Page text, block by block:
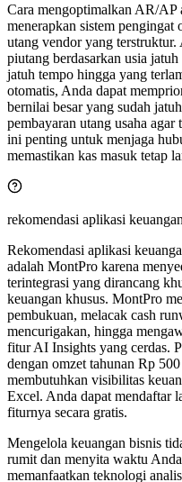
Cara mengoptimalkan AR/AP
menerapkan sistem pengingat
utang vendor yang
piutang berdasarkan usia
jatuh tempo hingga yang
otomatis, Anda dapat
bernilai besar yang sudah
pembayaran utang usaha
ini penting untuk menjaga
memastikan kas masuk tetap
rekomendasi aplikasi
Rekomendasi aplikasi
adalah MontPro karena
terintegrasi yang dirancang
keuangan khusus. MontPro
pembukuan, melacak cash
mencurigakan, hingga
fitur AI Insights yang cerdas.
dengan omzet tahunan Rp
membutuhkan visibilitas
Excel. Anda dapat mendaftar
fiturnya secara gratis.
Mengelola keuangan bisnis
rumit dan menyita waktu
memanfaatkan teknologi